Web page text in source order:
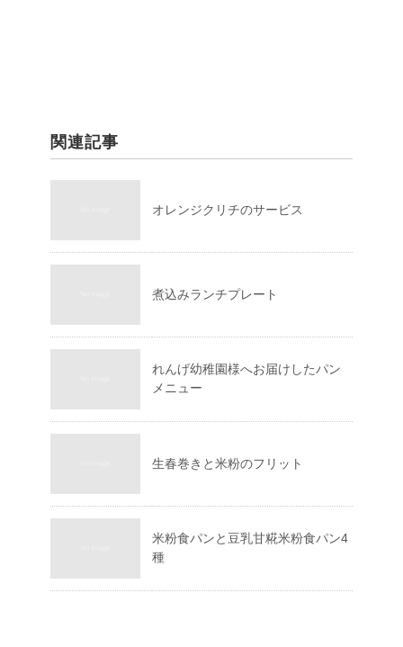
関連記事
オレンジクリチのサービス
煮込みランチプレート
れんげ幼稚園様へお届けしたパン
メニュー
生春巻きと米粉のフリット
米粉食パンと豆乳甘糀米粉食パン4
種️